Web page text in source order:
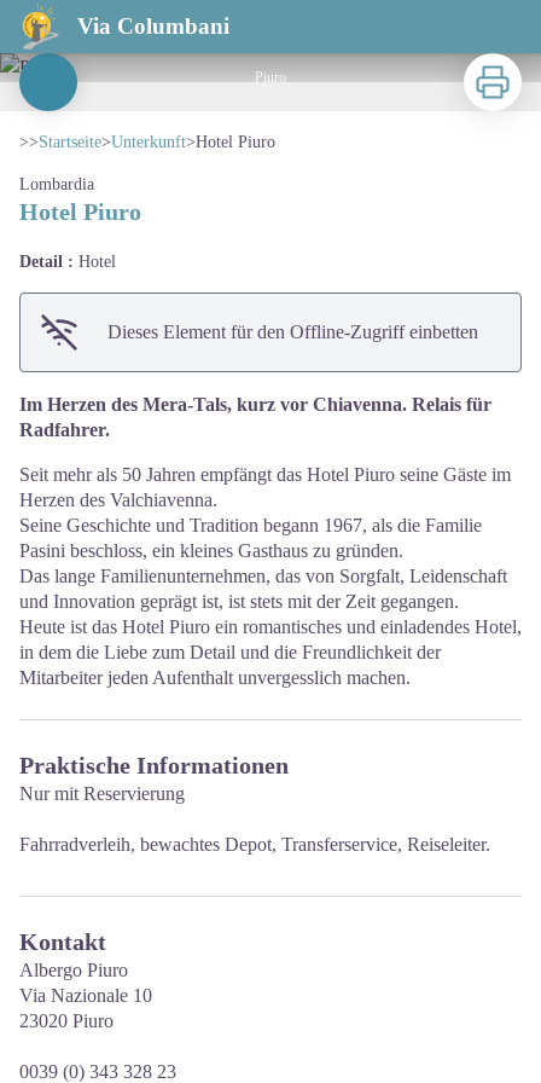
Via Columbani
Hotel Piuro
Piuro
Zu
>>Startseite>Unterkunft>Hotel Piuro
Lombardia
Hotel Piuro
Detail : Hotel
Dieses Element für den Offline-Zugriff einbetten
Im Herzen des Mera-Tals, kurz vor Chiavenna. Relais für
Radfahrer.
Seit mehr als 50 Jahren empfängt das Hotel Piuro seine Gäste im
Herzen des Valchiavenna.
Seine Geschichte und Tradition begann 1967, als die Familie
Pasini beschloss, ein kleines Gasthaus zu gründen.
Das lange Familienunternehmen, das von Sorgfalt, Leidenschaft
und Innovation geprägt ist, ist stets mit der Zeit gegangen.
Heute ist das Hotel Piuro ein romantisches und einladendes Hotel,
in dem die Liebe zum Detail und die Freundlichkeit der
Mitarbeiter jeden Aufenthalt unvergesslich machen.
Praktische Informationen
Nur mit Reservierung
Fahrradverleih, bewachtes Depot, Transferservice, Reiseleiter.
Kontakt
Albergo Piuro
Via Nazionale 10
23020 Piuro
0039 (0) 343 328 23